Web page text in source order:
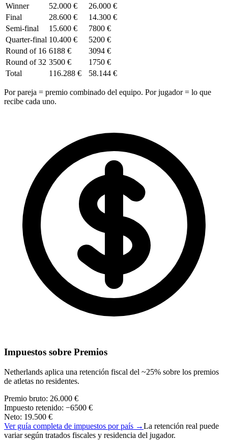
Winner
52.000 €
26.000 €
Final
28.600 €
14.300 €
Semi-final
15.600 €
7800 €
Quarter-final 10.400 €
5200 €
Round of 16 6188 €
3094 €
Round of 32 3500 €
1750 €
Total
116.288 € 58.144 €
Por pareja = premio combinado del equipo. Por jugador = lo que
recibe cada uno.
Impuestos sobre Premios
Netherlands aplica una retención fiscal del ~25% sobre los premios
de atletas no residentes.
Premio bruto: 26.000 €
Impuesto retenido: −6500 €
Neto: 19.500 €
Ver guía completa de impuestos por país →La retención real puede
variar según tratados fiscales y residencia del jugador.